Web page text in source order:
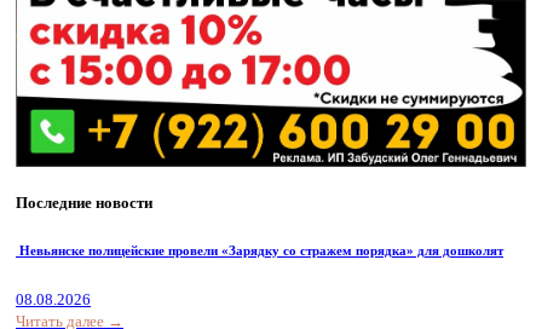
Последние новости
Невьянске полицейские провели «Зарядку со стражем порядка» для дошколят
08.08.2026
Читать далее →